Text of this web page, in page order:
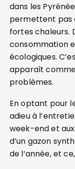
dans les
permettent pas
fortes chaleurs.
consommation
écologiques.
apparaît
problèmes.
En optant pour
adieu à
week-end et
d’un gazon
de l’année, et